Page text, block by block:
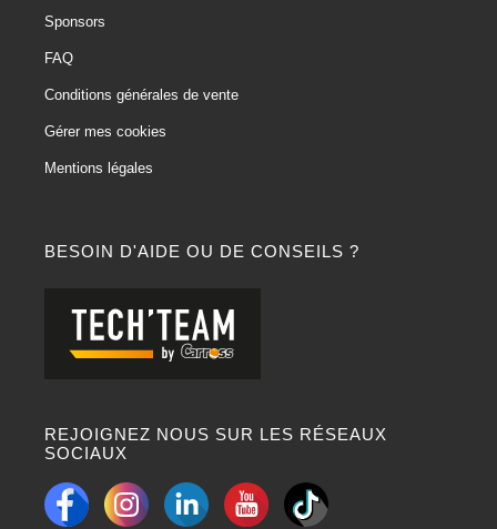
BESOIN D'AIDE OU DE CONSEILS ?
REJOIGNEZ NOUS SUR LES RÉSEAUX
SOCIAUX
Sponsors
FAQ
Conditions générales de vente
Gérer mes cookies
Mentions légales